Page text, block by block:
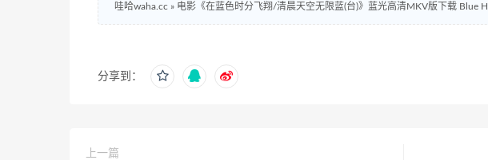
哇哈waha.cc » 电影《在蓝色时分飞翔/清晨天空无限蓝(台)》蓝光高清MKV版下载 Blue
分享到：
上一篇